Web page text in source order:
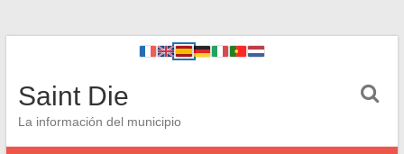
Saint Die
La información del municipio